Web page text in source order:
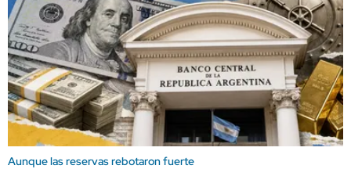
Aunque las reservas rebotaron fuerte